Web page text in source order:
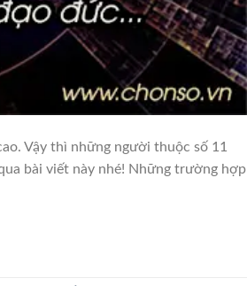
Vậy thì những người thuộc số 11
bài viết này nhé! Những trường hợp